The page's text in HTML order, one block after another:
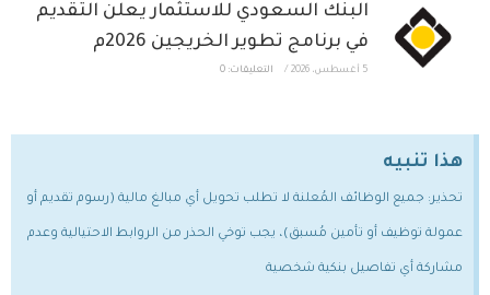
البنك السعودي للاستثمار يعلن التقديم
في برنامج تطوير الخريجين 2026م
5 أغسطس، 2026 / التعليقات: 0
هذا تنبيه
تحذير: جميع الوظائف المُعلنة لا تطلب تحويل أي مبالغ مالية (رسوم تقديم أو
عمولة توظيف أو تأمين مُسبق)، يجب توخي الحذر من الروابط الاحتيالية وعدم
مشاركة أي تفاصيل بنكية شخصية